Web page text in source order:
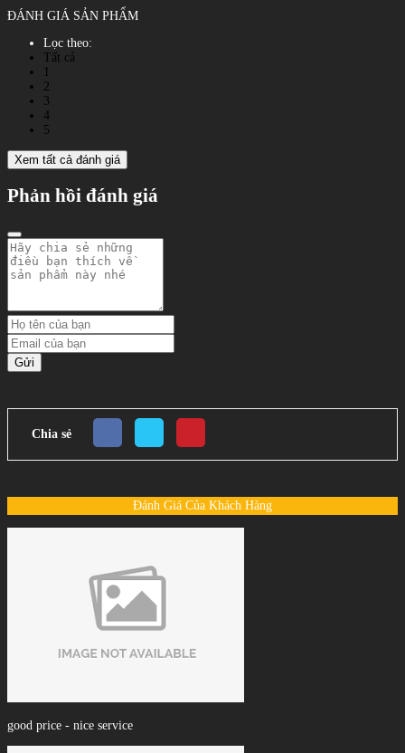
ĐÁNH GIÁ SẢN PHẨM
Lọc theo:
Tất cả
2
3
4
5
Xem tất cả đánh giá
Phản hồi đánh giá
Gửi
Chia sẻ
Đánh Giá Của Khách Hàng
good price - nice service